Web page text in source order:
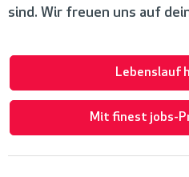
sind. Wir freuen uns auf
Lebenslauf
Mit finest jobs-